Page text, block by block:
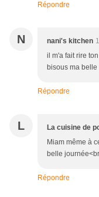
Répondre
N nani's kitchen
il m'a fait rire
bisous ma belle
Répondre
L La cuisine de
Miam même à
belle
Répondre